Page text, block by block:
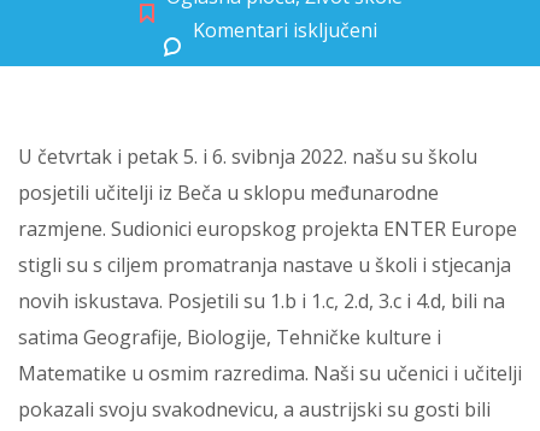
Komentari isključeni
U četvrtak i petak 5. i 6. svibnja 2022. našu su školu
posjetili učitelji iz Beča u sklopu međunarodne
razmjene. Sudionici europskog projekta ENTER Europe
stigli su s ciljem promatranja nastave u školi i stjecanja
novih iskustava. Posjetili su 1.b i 1.c, 2.d, 3.c i 4.d, bili na
satima Geografije, Biologije, Tehničke kulture i
Matematike u osmim razredima. Naši su učenici i učitelji
pokazali svoju svakodnevicu, a austrijski su gosti bili